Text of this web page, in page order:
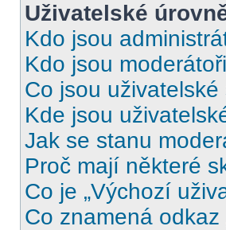
Uživatelské
Kdo jsou
Kdo jsou
Co jsou uživatelské
Kde jsou
Jak se stanu
Proč mají některé
Co je „Výchozí
Co znamená odkaz